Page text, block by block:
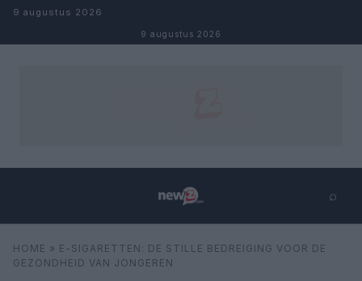
Naar inhoud
9 augustus 2026
9 augustus 2026
⌕
Zoeken ⌕
HOME » E-SIGARETTEN: DE STILLE BEDREIGING VOOR DE
GEZONDHEID VAN JONGEREN